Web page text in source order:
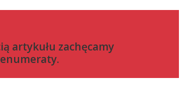
artykułu zachęcamy
.